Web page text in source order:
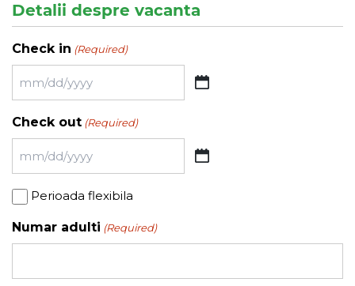
Detalii despre vacanta
Check in (Required)
MM
DD
Check out (Required)
MM
DD
slash
Perioada
Perioada flexibila
Numar adulti (Required)